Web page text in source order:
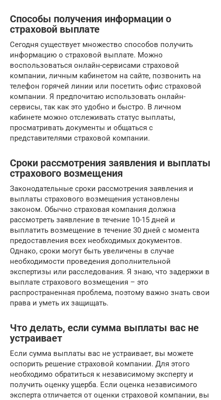
Способы получения информации о
страховой выплате
Сегодня существует множество способов получить
информацию о страховой выплате. Можно
воспользоваться онлайн-сервисами страховой
компании, личным кабинетом на сайте, позвонить на
телефон горячей линии или посетить офис страховой
компании. Я предпочитаю использовать онлайн-
сервисы, так как это удобно и быстро. В личном
кабинете можно отслеживать статус выплаты,
просматривать документы и общаться с
представителями страховой компании.
Сроки рассмотрения заявления и выплаты
страхового возмещения
Законодательные сроки рассмотрения заявления и
выплаты страхового возмещения установлены
законом. Обычно страховая компания должна
рассмотреть заявление в течение 10-15 дней и
выплатить возмещение в течение 30 дней с момента
предоставления всех необходимых документов.
Однако, сроки могут быть увеличены в случае
необходимости проведения дополнительной
экспертизы или расследования. Я знаю, что задержки в
выплате страхового возмещения – это
распространенная проблема, поэтому важно знать свои
права и уметь их защищать.
Что делать, если сумма выплаты вас не
устраивает
Если сумма выплаты вас не устраивает, вы можете
оспорить решение страховой компании. Для этого
необходимо обратиться к независимому эксперту и
получить оценку ущерба. Если оценка независимого
эксперта отличается от оценки страховой компании, вы